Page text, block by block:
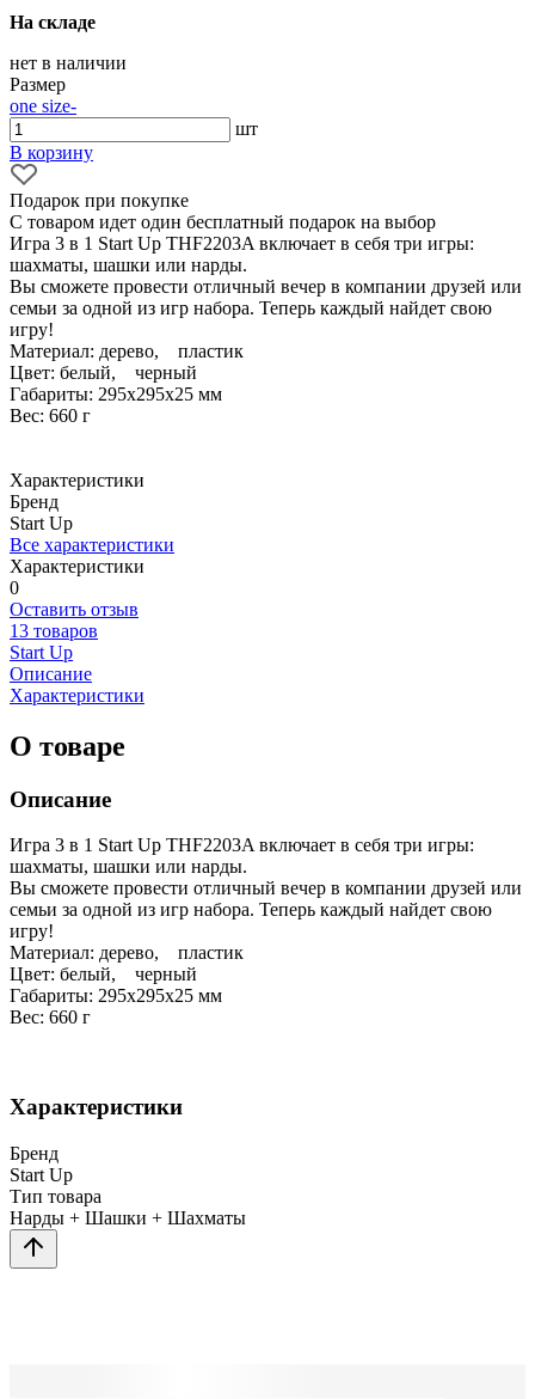
На складе
нет в наличии
Размер
one size-
шт
В корзину
Подарок при покупке
С товаром идет один бесплатный подарок на выбор
Игра 3 в 1 Start Up THF2203A включает в себя три игры:
шахматы, шашки или нарды.
Вы сможете провести отличный вечер в компании друзей или
семьи за одной из игр набора. Теперь каждый найдет свою
игру!
Материал: дерево, пластик
Цвет: белый, черный
Габариты: 295x295x25 мм
Вес: 660 г
Характеристики
Бренд
Start Up
Все характеристики
Характеристики
0
Оставить отзыв
13 товаров
Start Up
Описание
Характеристики
О товаре
Описание
Игра 3 в 1 Start Up THF2203A включает в себя три игры:
шахматы, шашки или нарды.
Вы сможете провести отличный вечер в компании друзей или
семьи за одной из игр набора. Теперь каждый найдет свою
игру!
Материал: дерево, пластик
Цвет: белый, черный
Габариты: 295x295x25 мм
Вес: 660 г
Характеристики
Бренд
Start Up
Тип товара
Нарды + Шашки + Шахматы